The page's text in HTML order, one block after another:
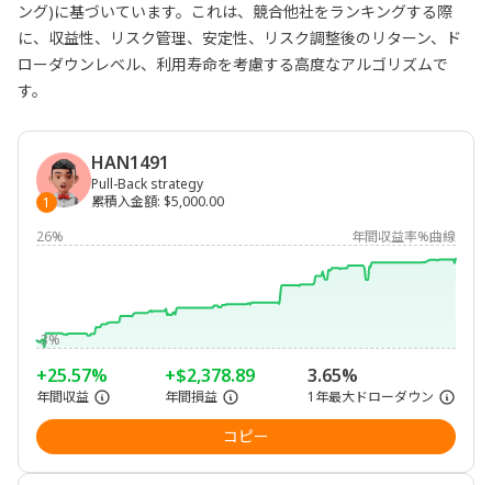
ング)に基づいています。これは、競合他社をランキングする際
に、収益性、リスク管理、安定性、リスク調整後のリターン、ド
ローダウンレベル、利用寿命を考慮する高度なアルゴリズムで
す。
1
HAN1491
Pull-Back strategy
累積入金額: $5,000.00
26%
年間収益率%曲線
-3%
+25.57%
年間収益
+$2,378.89
年間損益
3.65%
1年最大ドローダウン
コピー